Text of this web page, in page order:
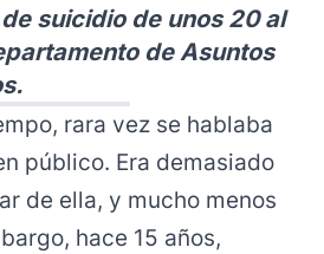
suicidio de unos 20 al
de Asuntos
rara vez se hablaba
público. Era demasiado
de ella, y mucho menos
hace 15 años,